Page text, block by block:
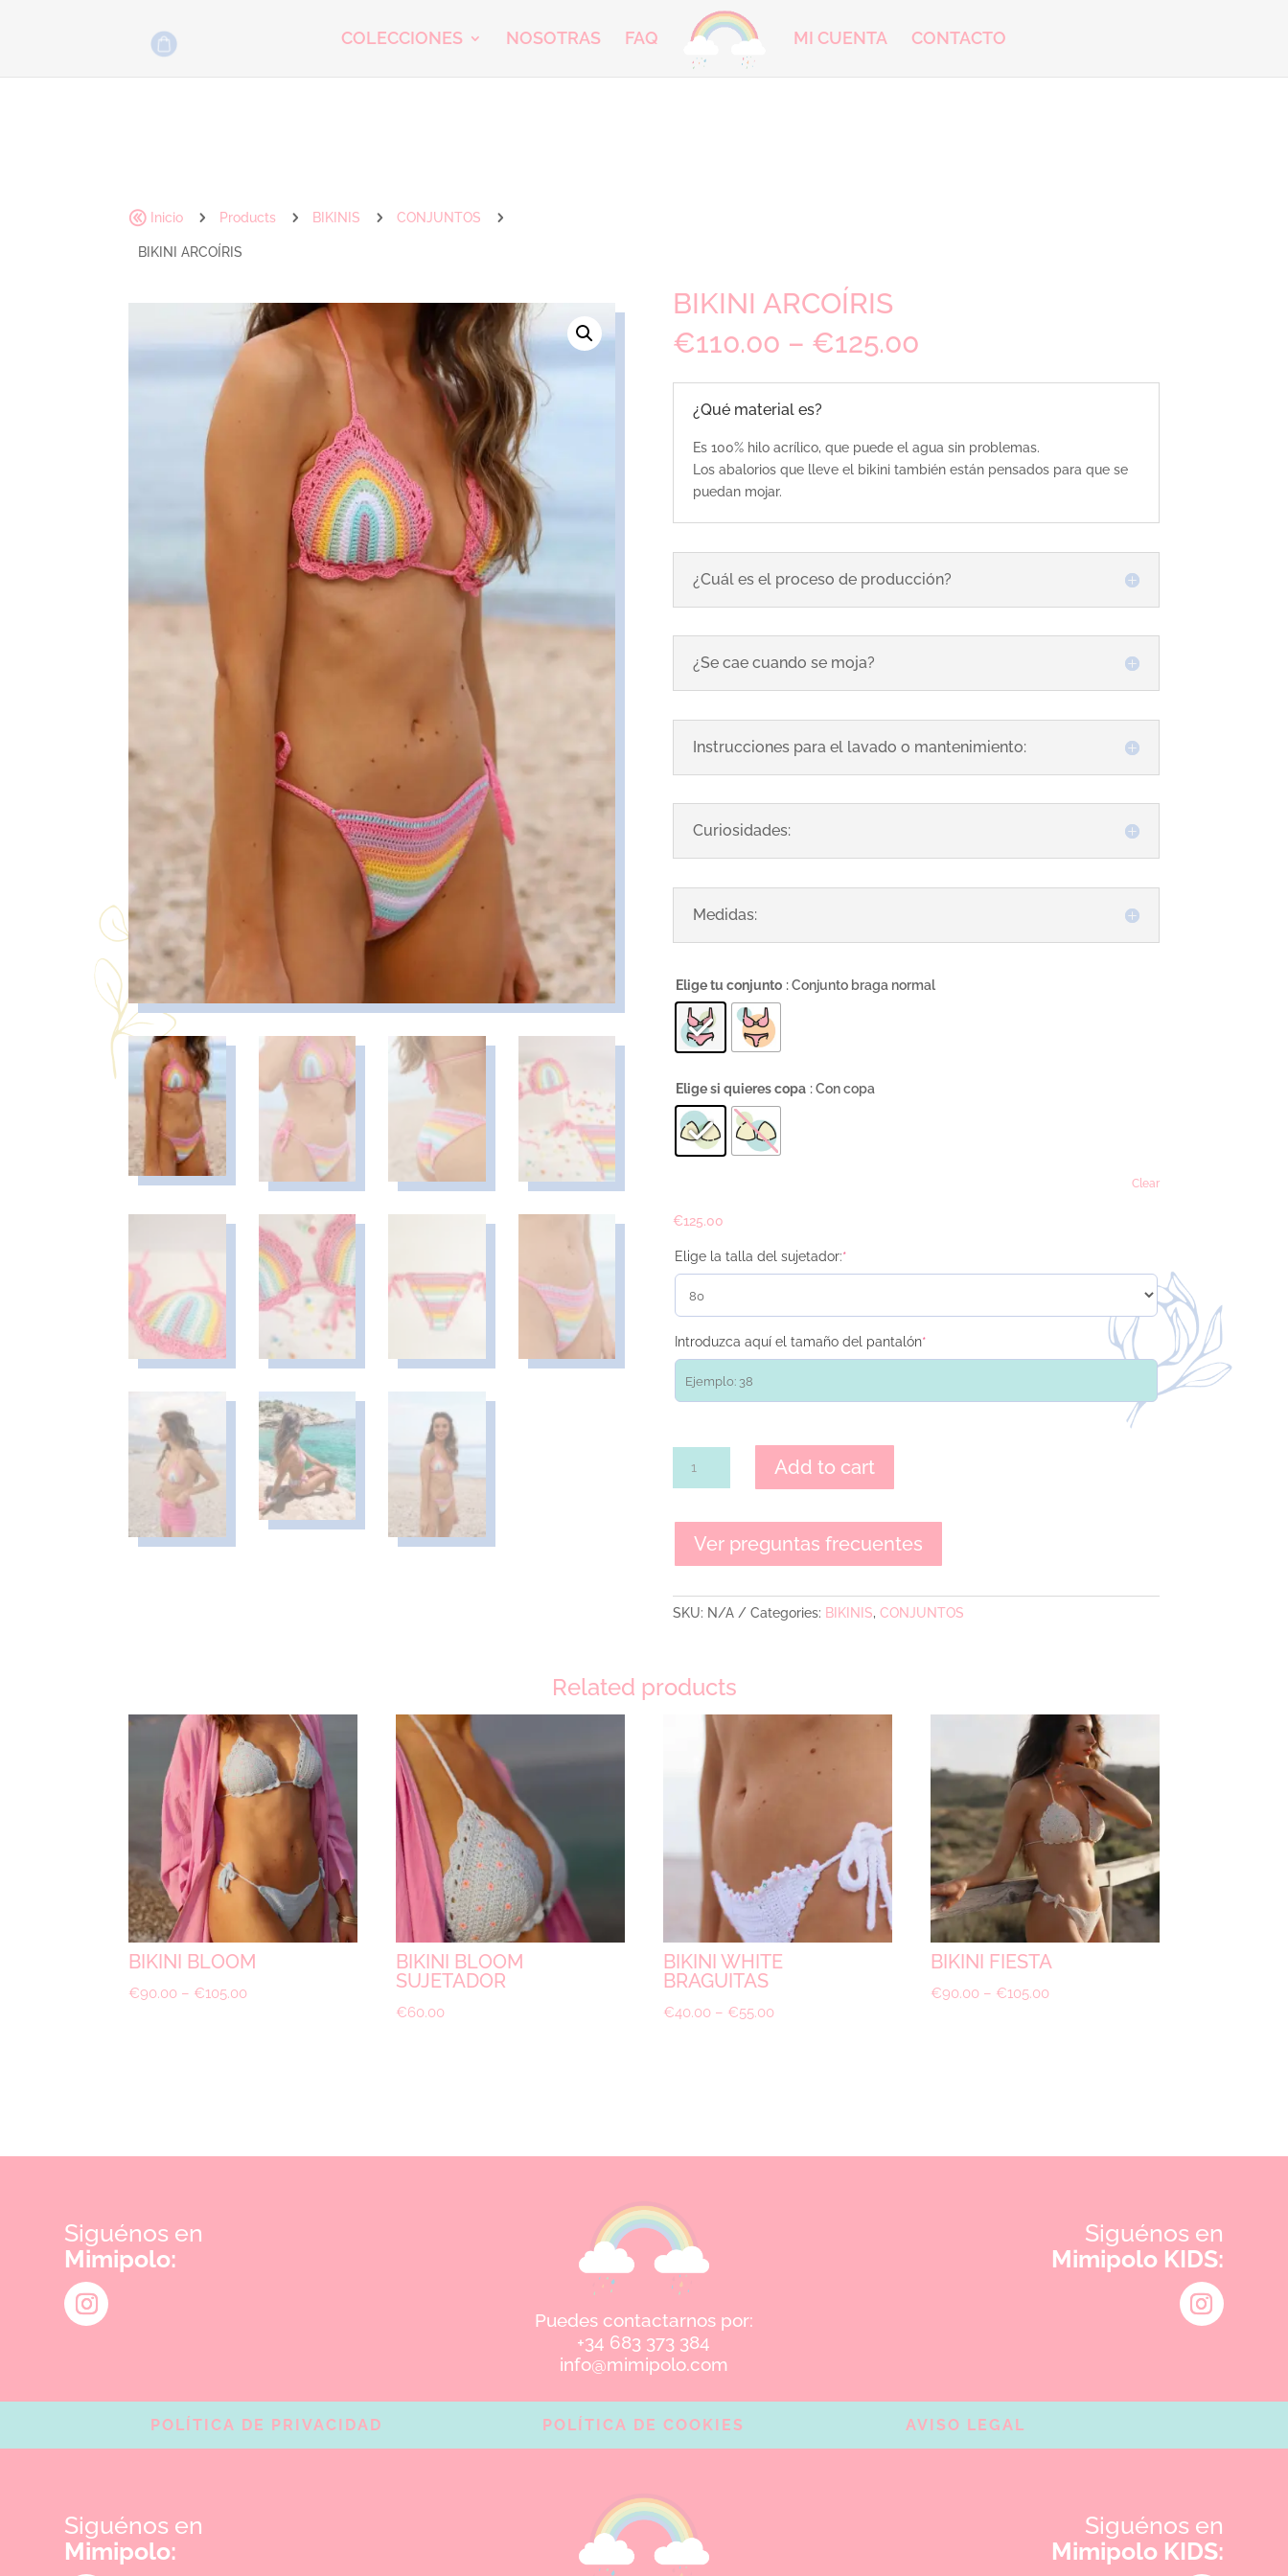
COLECCIONES NOSOTRAS FAQ MI CUENTA CONTACTO
@ Inicio 5 Products 5 BIKINIS 5 CONJUNTOS 5
BIKINI ARCOÍRIS
BIKINI ARCOÍRIS
€110.00 – €125.00
¿Qué material es?
Es 100% hilo acrílico, que puede el agua sin problemas.
Los abalorios que lleve el bikini también están pensados para que se
puedan mojar.
¿Cuál es el proceso de producción?
¿Se cae cuando se moja?
Instrucciones para el lavado o mantenimiento:
Curiosidades:
Medidas:
Elige tu conjunto : Conjunto braga normal
Elige si quieres copa : Con copa
Clear
€125.00
Elige la talla del sujetador:*
Introduzca aquí el tamaño del pantalón*
Add to cart
Ver preguntas frecuentes
SKU: N/A Categories: BIKINIS, CONJUNTOS
Related products
BIKINI BLOOM
€90.00 – €105.00
BIKINI BLOOM
SUJETADOR
€60.00
BIKINI WHITE
BRAGUITAS
€40.00 – €55.00
BIKINI FIESTA
€90.00 – €105.00
Siguénos en
Mimipolo:
Puedes contactarnos por:
+34 683 373 384
info@mimipolo.com
Siguénos en
Mimipolo KIDS:
POLÍTICA DE PRIVACIDAD POLÍTICA DE COOKIES AVISO LEGAL
Siguénos en
Mimipolo:
Siguénos en
Mimipolo KIDS: